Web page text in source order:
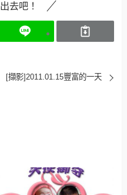
去吧！
[擷影]2011.01.15豐富的一天